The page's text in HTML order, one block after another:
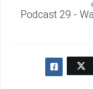
Podcast 29 -